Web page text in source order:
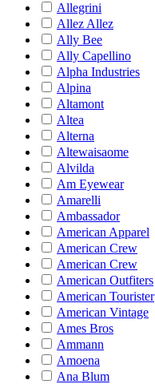
Allegrini
Allez Allez
Ally Bee
Ally Capellino
Alpha Industries
Alpina
Altamont
Altea
Alterna
Altewaisaome
Alvilda
Am Eyewear
Amarelli
Ambassador
American Apparel
American Crew
American Crew
American Outfiters
American Tourister
American Vintage
Ames Bros
Ammann
Amoena
Ana Blum